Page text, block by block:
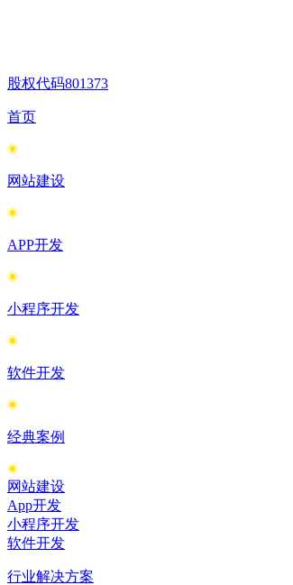
股权代码801373
首页
网站建设
APP开发
小程序开发
软件开发
经典案例
网站建设
App开发
小程序开发
软件开发
行业解决方案